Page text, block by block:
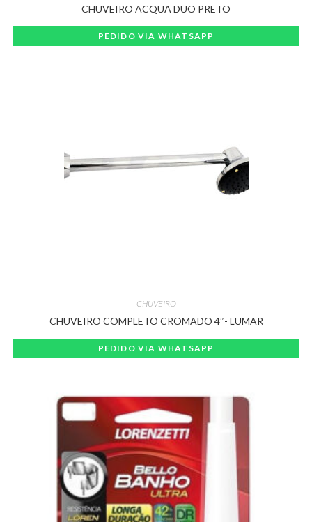
CHUVEIRO ACQUA DUO PRETO
PEDIDO VIA WHATSAPP
CHUVEIRO
CHUVEIRO COMPLETO CROMADO 4″- LUMAR
PEDIDO VIA WHATSAPP